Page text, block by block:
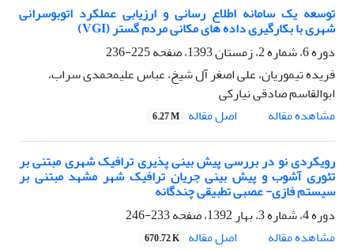
توسعه یک سامانه اطلاع ‏رسانی و ارزیابی عملکرد اتوبوسرانی
شهری با بکارگیری داده ‏های مکانی مردم ‏گستر (VGI)
دوره 6، شماره 2، زمستان 1393، صفحه
225-236
فریده تیموریان، علی اصغر آل‏ شیخ، عباس علیمحمدی سراب،
ابوالقاسم صادقی نیارکی
مشاهده مقاله
اصل مقاله 6.27 M
رویکردی نو در بررسی پیش بینی پذیری ترافیک شهری مبتنی بر
تئوری آشوب و پیش بینی جریان ترافیک شهر مشهد مبتنی بر
سیستم فازی- عصبی تطبیقی چندگانه
دوره 4، شماره 3، بهار 1392، صفحه
233-246
مشاهده مقاله
اصل مقاله 670.72 K